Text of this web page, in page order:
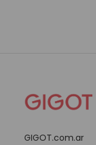
GIGOT.com.ar